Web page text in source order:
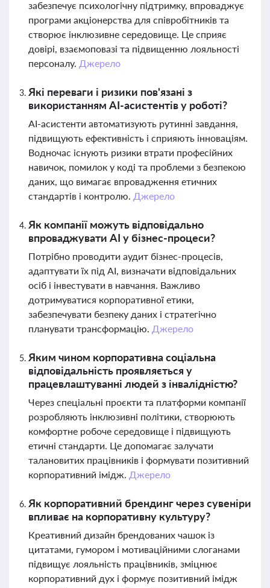
забезпечує психологічну підтримку, впроваджує
програми акціонерства для співробітників та
створює інклюзивне середовище. Це сприяє
довірі, взаємоповазі та підвищенню лояльності
персоналу. Джерело
Які переваги і ризики пов'язані з
використанням AI-асистентів у роботі?
AI-асистенти автоматизують рутинні завдання,
підвищують ефективність і сприяють інноваціям.
Водночас існують ризики втрати професійних
навичок, помилок у коді та проблеми з безпекою
даних, що вимагає впровадження етичних
стандартів і контролю. Джерело
Як компанії можуть відповідально
впроваджувати AI у бізнес-процеси?
Потрібно проводити аудит бізнес-процесів,
адаптувати їх під AI, визначати відповідальних
осіб і інвестувати в навчання. Важливо
дотримуватися корпоративної етики,
забезпечувати безпеку даних і стратегічно
планувати трансформацію. Джерело
Яким чином корпоративна соціальна
відповідальність проявляється у
працевлаштуванні людей з інвалідністю?
Через спеціальні проєкти та платформи компанії
розробляють інклюзивні політики, створюють
комфортне робоче середовище і підвищують
етичні стандарти. Це допомагає залучати
талановитих працівників і формувати позитивний
корпоративний імідж. Джерело
Як корпоративний брендинг через сувеніри
впливає на корпоративну культуру?
Креативний дизайн брендованих чашок із
цитатами, гумором і мотиваційними слоганами
підвищує лояльність працівників, зміцнює
корпоративний дух і формує позитивний імідж